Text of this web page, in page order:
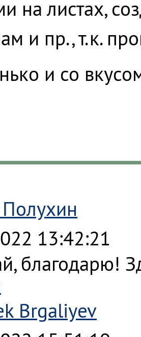
на листах,
и пр., т.к.
и со
13:42:21
благодарю!
Brgaliyev